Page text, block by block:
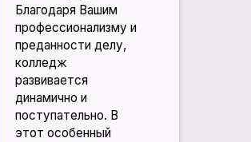
Благодаря Вашим
профессионализму и
преданности делу,
колледж
развивается
динамично и
поступательно. В
этот особенный